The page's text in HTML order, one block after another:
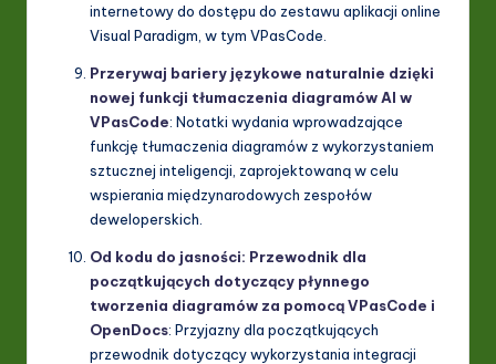
internetowy do dostępu do zestawu aplikacji online
Visual Paradigm, w tym VPasCode.
Przerywaj bariery językowe naturalnie dzięki
nowej funkcji tłumaczenia diagramów AI w
VPasCode: Notatki wydania wprowadzające
funkcję tłumaczenia diagramów z wykorzystaniem
sztucznej inteligencji, zaprojektowaną w celu
wspierania międzynarodowych zespołów
deweloperskich.
Od kodu do jasności: Przewodnik dla
początkujących dotyczący płynnego
tworzenia diagramów za pomocą VPasCode i
OpenDocs: Przyjazny dla początkujących
przewodnik dotyczący wykorzystania integracji